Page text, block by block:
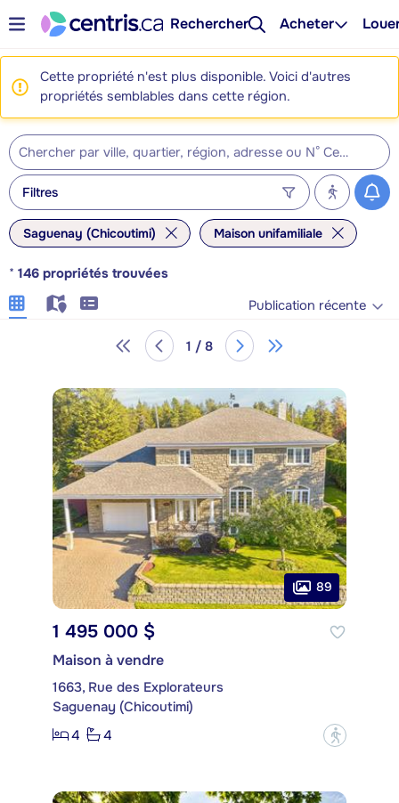
Rechercher Acheter
Cette propriété n'est plus disponible. Voici d'autres
propriétés semblables dans cette région.
Filtres
Saguenay (Chicoutimi) Maison unifamiliale
* 146 propriétés trouvées
Publication récente
1 / 8
89
1 495 000 $
Maison à vendre
1663, Rue des Explorateurs
Saguenay (Chicoutimi)
4
4 ?